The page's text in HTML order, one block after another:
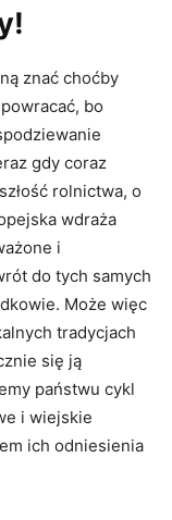
znać choćby
bo
gdy coraz
rolnictwa, o
wdraża
i
do tych samych
Może więc
tradycjach
się ją
państwu cykl
i wiejskie
ich odniesienia